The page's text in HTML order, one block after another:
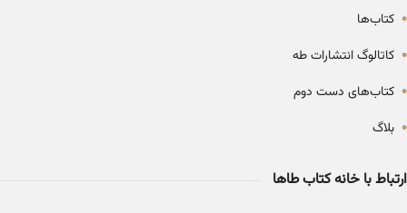
• کتاب‌ها
• کاتالوگ انتشارات طه
• کتاب‌های دست دوم
• بلاگ
ارتباط با خانه کتاب طاها